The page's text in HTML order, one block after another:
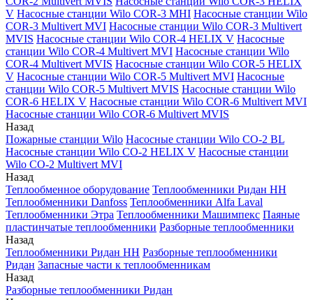
V Насосные станции Wilo COR-3 MHI Насосные станции Wilo
COR-3 Multivert MVI Насосные станции Wilo COR-3 Multivert
MVIS Насосные станции Wilo COR-4 HELIX V Насосные
станции Wilo COR-4 Multivert MVI Насосные станции Wilo
COR-4 Multivert MVIS Насосные станции Wilo COR-5 HELIX
V Насосные станции Wilo COR-5 Multivert MVI Насосные
станции Wilo COR-5 Multivert MVIS Насосные станции Wilo
COR-6 HELIX V Насосные станции Wilo COR-6 Multivert MVI
Насосные станции Wilo COR-6 Multivert MVIS
Назад
Пожарные станции Wilo Насосные станции Wilo CO-2 BL
Насосные станции Wilo CO-2 HELIX V Насосные станции
Wilo CO-2 Multivert MVI
Назад
Теплообменное оборудование Теплообменники Ридан НН
Теплообменники Danfoss Теплообменники Alfa Laval
Теплообменники Этра Теплообменники Машимпекс Паяные
пластинчатые теплообменники Разборные теплообменники
Назад
Теплообменники Ридан НН Разборные теплообменники
Ридан Запасные части к теплообменникам
Назад
Разборные теплообменники Ридан